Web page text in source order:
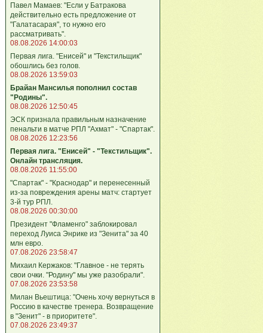
Павел Мамаев: "Если у Батракова
действительно есть предложение от
"Галатасарая", то нужно его
рассматривать".
08.08.2026 14:00:03
Первая лига. "Енисей" и "Текстильщик"
обошлись без голов.
08.08.2026 13:59:03
Брайан Мансилья пополнил состав
"Родины".
08.08.2026 12:50:45
ЭСК признала правильным назначение
пенальти в матче РПЛ "Ахмат" - "Спартак".
08.08.2026 12:23:56
Первая лига. "Енисей" - "Текстильщик".
Онлайн трансляция.
08.08.2026 11:55:00
"Спартак" - "Краснодар" и перенесенный
из-за повреждения арены матч: стартует
3-й тур РПЛ.
08.08.2026 00:30:00
Президент "Фламенго" заблокировал
переход Луиса Энрике из "Зенита" за 40
млн евро.
07.08.2026 23:58:47
Михаил Кержаков: "Главное - не терять
свои очки. "Родину" мы уже разобрали".
07.08.2026 23:53:58
Милан Вьештица: "Очень хочу вернуться в
Россию в качестве тренера. Возвращение
в "Зенит" - в приоритете".
07.08.2026 23:49:37